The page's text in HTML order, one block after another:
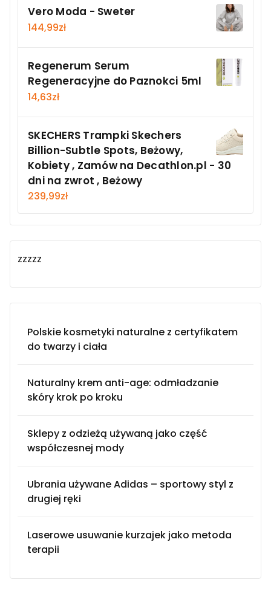
Vero Moda - Sweter
144,99zł
Regenerum Serum
Regeneracyjne do Paznokci 5ml
14,63zł
SKECHERS Trampki Skechers
Billion-Subtle Spots, Beżowy,
Kobiety , Zamów na Decathlon.pl - 30
dni na zwrot , Beżowy
239,99zł
zzzzz
Polskie kosmetyki naturalne z certyfikatem
do twarzy i ciała
Naturalny krem anti-age: odmładzanie
skóry krok po kroku
Sklepy z odzieżą używaną jako część
współczesnej mody
Ubrania używane Adidas – sportowy styl z
drugiej ręki
Laserowe usuwanie kurzajek jako metoda
terapii